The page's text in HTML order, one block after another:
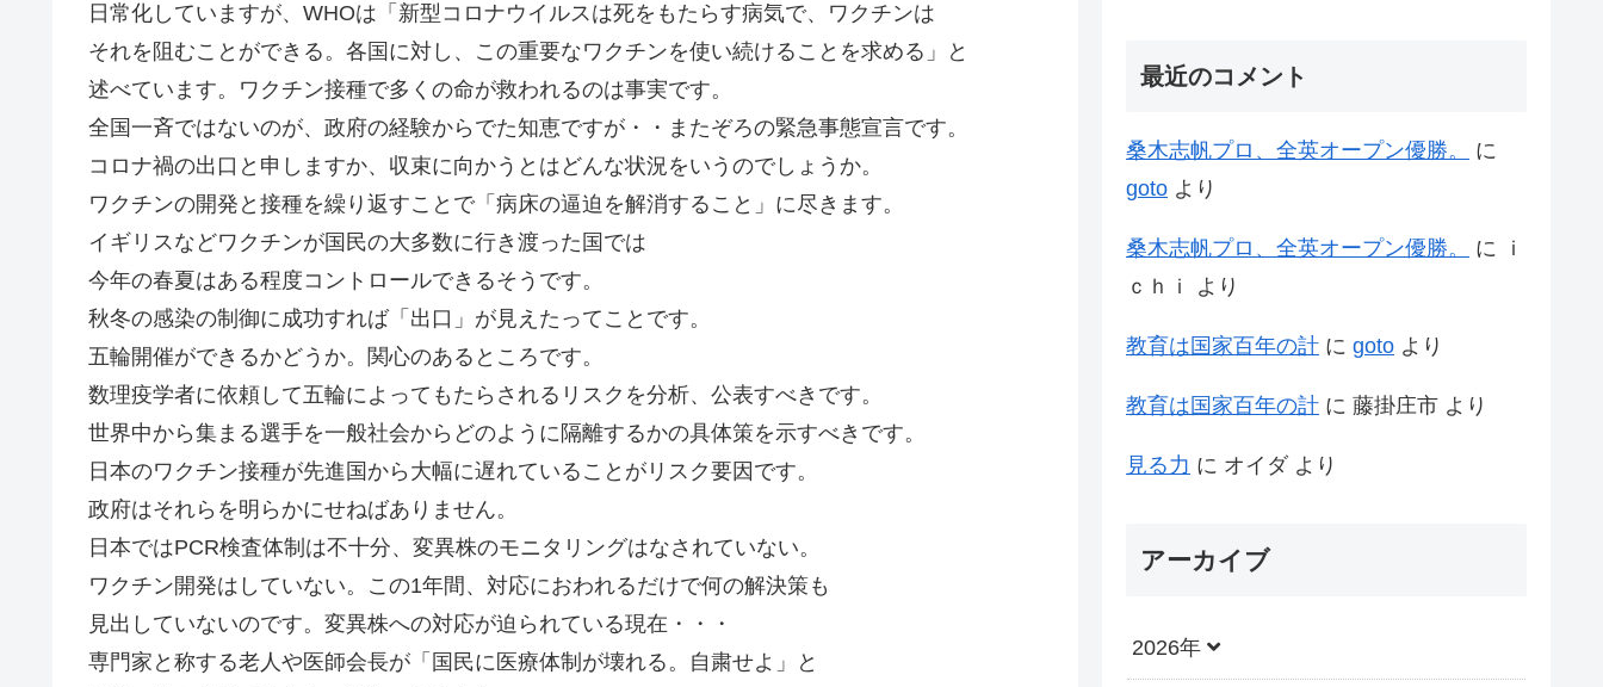
日常化していますが、WHOは「新型コロナウイルスは死をもたらす病気で、ワクチンは
それを阻むことができる。各国に対し、この重要なワクチンを使い続けることを求める」と
述べています。ワクチン接種で多くの命が救われるのは事実です。
全国一斉ではないのが、政府の経験からでた知恵ですが・・またぞろの緊急事態宣言です。
コロナ禍の出口と申しますか、収束に向かうとはどんな状況をいうのでしょうか。
ワクチンの開発と接種を繰り返すことで「病床の逼迫を解消すること」に尽きます。
イギリスなどワクチンが国民の大多数に行き渡った国では
今年の春夏はある程度コントロールできるそうです。
秋冬の感染の制御に成功すれば「出口」が見えたってことです。
五輪開催ができるかどうか。関心のあるところです。
数理疫学者に依頼して五輪によってもたらされるリスクを分析、公表すべきです。
世界中から集まる選手を一般社会からどのように隔離するかの具体策を示すべきです。
日本のワクチン接種が先進国から大幅に遅れていることがリスク要因です。
政府はそれらを明らかにせねばありません。
日本ではPCR検査体制は不十分、変異株のモニタリングはなされていない。
ワクチン開発はしていない。この1年間、対応におわれるだけで何の解決策も
見出していないのです。変異株への対応が迫られている現在・・・
専門家と称する老人や医師会長が「国民に医療体制が壊れる。自粛せよ」と
最近のコメント
桑木志帆プロ、全英オープン優勝。
に
goto より
桑木志帆プロ、全英オープン優勝。 に
ｉ
ｃｈｉ
より
教育は国家百年の計 に goto より
教育は国家百年の計 に 藤掛庄市 より
見る力 に オイダ より
アーカイブ
2026年